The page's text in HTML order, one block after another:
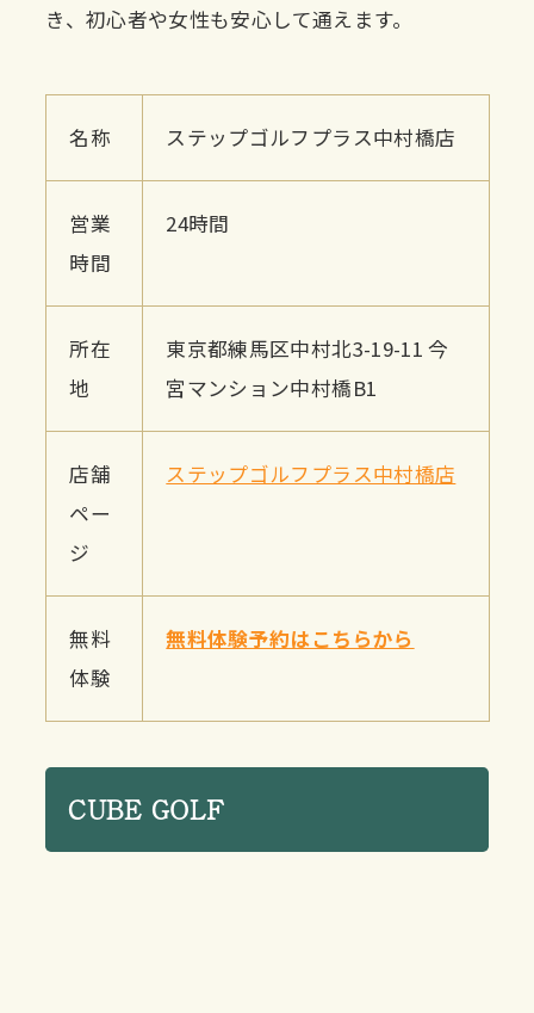
き、初心者や女性も安心して通えます。
名称 ステップゴルフプラス中村橋店
営業
時間
24時間
所在
地
東京都練馬区中村北3-19-11 今
宮マンション中村橋B1
店舗
ペー
ジ
ステップゴルフプラス中村橋店
無料
体験
無料体験予約はこちらから
CUBE GOLF